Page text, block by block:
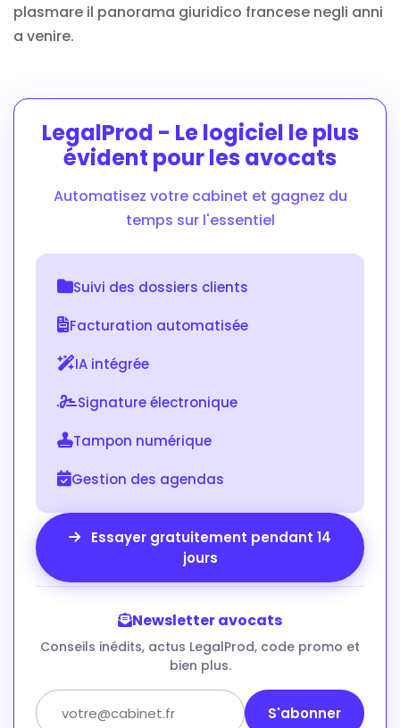
plasmare il panorama giuridico francese negli anni
a venire.
LegalProd - Le logiciel le plus
évident pour les avocats
Automatisez votre cabinet et gagnez du
temps sur l'essentiel
Suivi des dossiers clients
Facturation automatisée
IA intégrée
Signature électronique
Tampon numérique
Gestion des agendas
Essayer gratuitement pendant 14
jours
Newsletter avocats
Conseils inédits, actus LegalProd, code promo et
bien plus.
S'abonner